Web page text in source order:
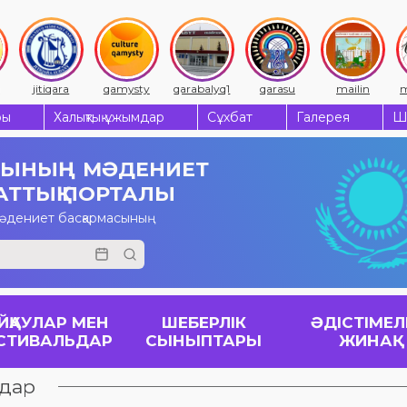
jitiqara qamysty qarabalyq1 qarasu mailin
Халықтық ұжымдар Сұхбат Галерея
МӘДЕНИЕТ
ПОРТАЛЫ
басқармасының
МЕН
ШЕБЕРЛІК
СЫНЫПТАРЫ
ЖИНАҚ